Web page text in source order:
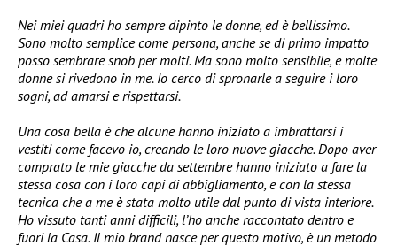
Nei miei quadri ho sempre dipinto le donne, ed è bellissimo.
Sono molto semplice come persona, anche se di primo impatto
posso sembrare snob per molti. Ma sono molto sensibile, e molte
donne si rivedono in me. Io cerco di spronarle a seguire i loro
sogni, ad amarsi e rispettarsi.
Una cosa bella è che alcune hanno iniziato a imbrattarsi i
vestiti come facevo io, creando le loro nuove giacche. Dopo aver
comprato le mie giacche da settembre hanno iniziato a fare la
stessa cosa con i loro capi di abbigliamento, e con la stessa
tecnica che a me è stata molto utile dal punto di vista interiore.
Ho vissuto tanti anni difficili, l’ho anche raccontato dentro e
fuori la Casa. Il mio brand nasce per questo motivo, è un metodo